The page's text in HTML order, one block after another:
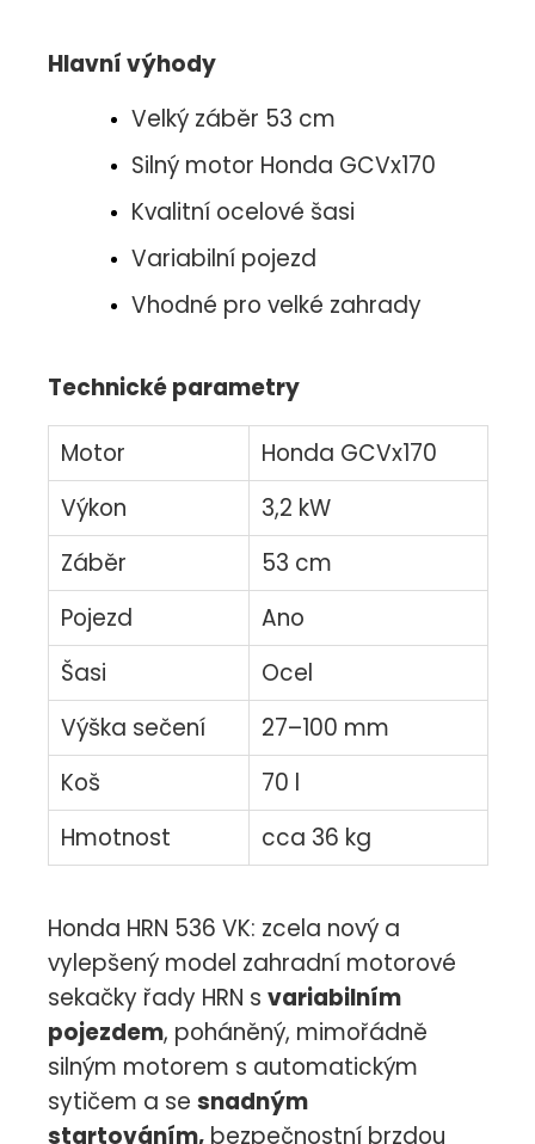
Hlavní výhody
Velký záběr 53 cm
Silný motor Honda GCVx170
Kvalitní ocelové šasi
Variabilní pojezd
Vhodné pro velké zahrady
Technické parametry
Motor
Honda GCVx170
Výkon
3,2 kW
Záběr
53 cm
Pojezd
Ano
Šasi
Ocel
Výška sečení
27–100 mm
Koš
70 l
Hmotnost
cca 36 kg
Honda HRN 536 VK: zcela nový a
vylepšený model zahradní motorové
sekačky řady HRN s variabilním
pojezdem, poháněný, mimořádně
silným motorem s automatickým
sytičem a se snadným
startováním, bezpečnostní brzdou